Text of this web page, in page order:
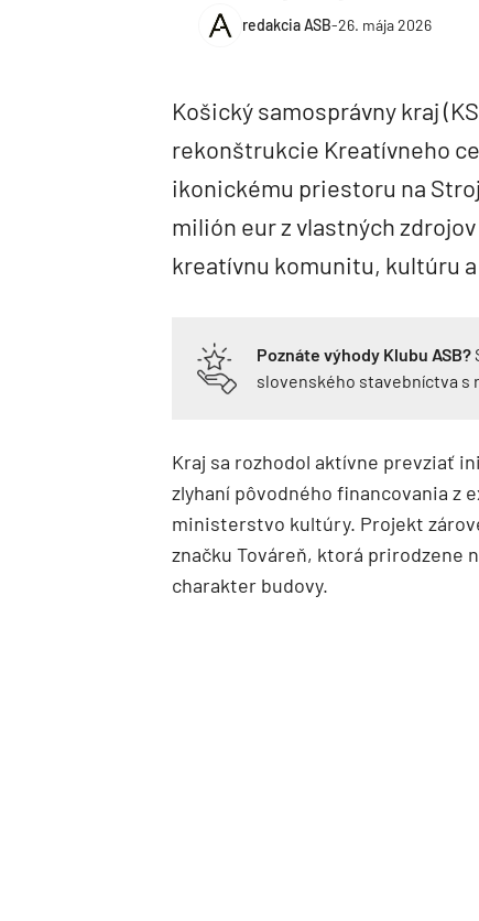
redakcia ASB-26. mája 2026
Košický samosprávny kraj
rekonštrukcie Kreatívneho
ikonickému priestoru na
milión eur z vlastných
kreatívnu komunitu, kultúru a
Poznáte výhody Klubu ASB?
slovenského stavebníctva
Kraj sa rozhodol aktívne prevziať
zlyhaní pôvodného financovania z
ministerstvo kultúry. Projekt
značku Továreň, ktorá prirodzene
charakter budovy.